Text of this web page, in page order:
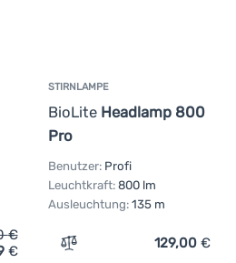
Fenix HL17R' hinzufügen
€
€
STIRNLAMPE
BioLite Headlamp 800
Pro
Benutzer: Profi
Leuchtkraft: 800 lm
Ausleuchtung: 135 m
Zum Vergleich
129,00 €